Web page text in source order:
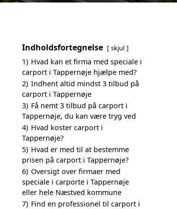
Indholdsfortegnelse skjul
1) Hvad kan et firma med speciale i
carport i Tappernøje hjælpe med?
2) Indhent altid mindst 3 tilbud på
carport i Tappernøje
3) Få nemt 3 tilbud på carport i
Tappernøje, du kan være tryg ved
4) Hvad koster carport i
Tappernøje?
5) Hvad er med til at bestemme
prisen på carport i Tappernøje?
6) Oversigt over firmaer med
speciale i carporte i Tappernøje
eller hele Næstved kommune
7) Find en professionel til carport i